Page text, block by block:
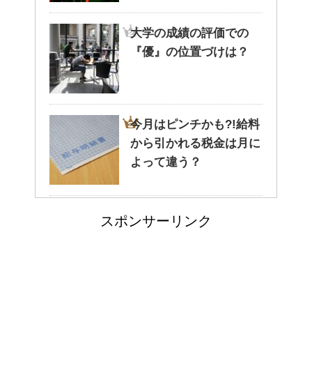
腹痛、しかも激痛・吐き気もあ
る。どんなことが考えられる？
癒しを与えてくれるメダカ。そ
の産卵時期はいつ？
大学の成績の評価での
『優』の位置づけは？
今月はピンチかも?!給料
から引かれる税金は月に
よって違う？
耳と肩が関係するの？耳
スポンサーリンク